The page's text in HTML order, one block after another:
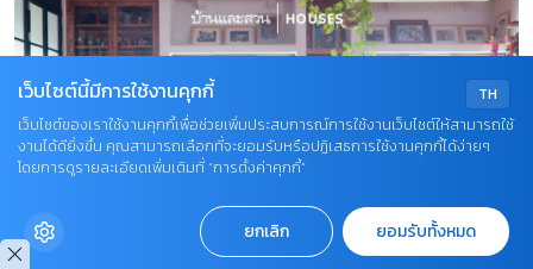
TH
เว็บไซต์นี้มีการใช้งานคุกกี้
เว็บไซต์ของเราใช้งานคุกกี้เพื่อช่วยเพิ่มประสบการณ์การใช้งานเว็บไซต์ให้สามารถใช้
งานได้ดียิ่งขึ้น คุณสามารถเลือกที่จะยอมรับหรือปฏิเสธการใช้งานคุกกี้ได้ง่ายๆ
โดยการดูรายละเอียดเพิ่มเติมที่ “การตั้งค่าคุกกี้”
ยกเลิก ยอมรับทั้งหมด